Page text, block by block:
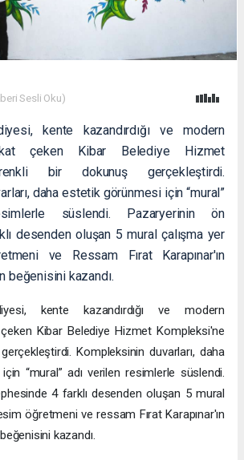
Sesli Oku)
kente kazandırdığı ve modern
çeken Kibar Belediye Hizmet
bir dokunuş gerçekleştirdi.
daha estetik görünmesi için “mural”
süslendi. Pazaryerinin ön
desenden oluşan 5 mural çalışma yer
ve Ressam Fırat Karapınar'ın
beğenisini kazandı.
kente kazandırdığı ve modern
Kibar Belediye Hizmet Kompleksi'ne
Kompleksinin duvarları, daha
“mural” adı verilen resimlerle süslendi.
4 farklı desenden oluşan 5 mural
öğretmeni ve ressam Fırat Karapınar'ın
kazandı.